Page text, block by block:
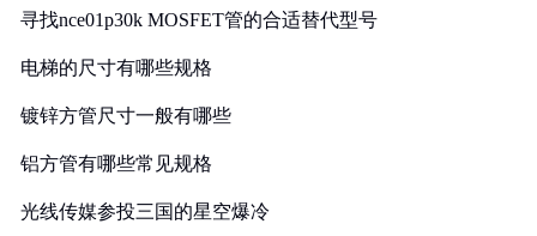
寻找nce01p30k MOSFET管的合适替代型号
电梯的尺寸有哪些规格
镀锌方管尺寸一般有哪些
铝方管有哪些常见规格
光线传媒参投三国的星空爆冷